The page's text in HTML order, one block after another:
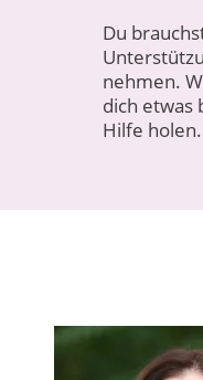
Du
nehmen.
dich etwas
Hilfe holen.